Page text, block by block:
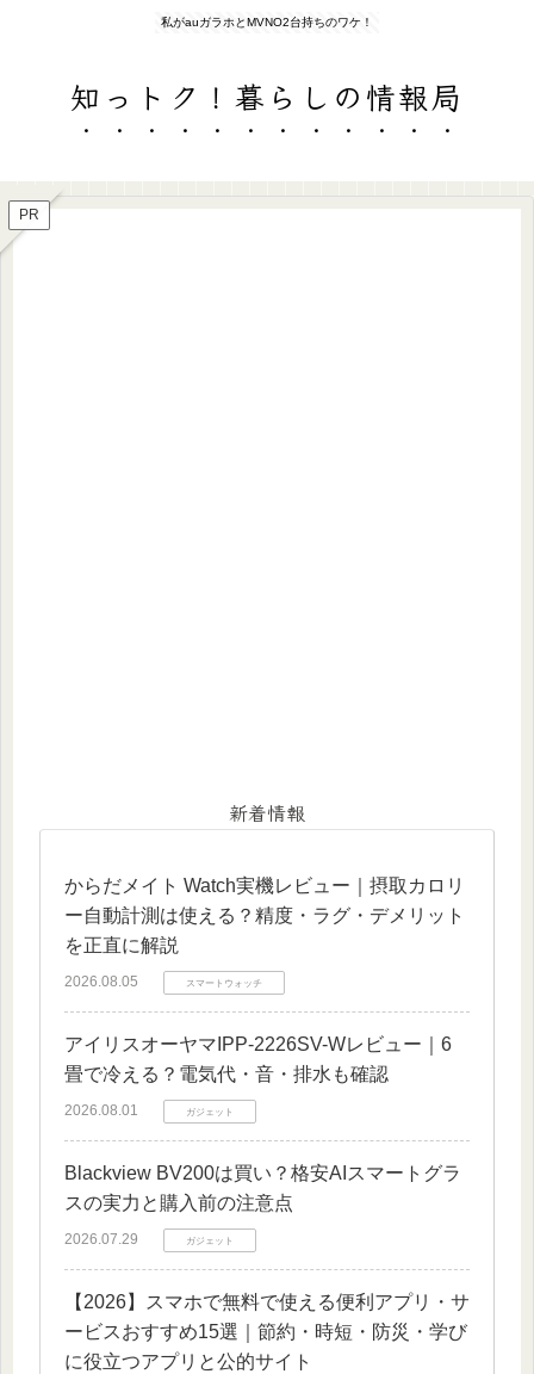
私がauガラホとMVNO2台持ちのワケ！
知っトク！暮らしの情報局
PR
新着情報
からだメイト Watch実機レビュー｜摂取カロリ
ー自動計測は使える？精度・ラグ・デメリット
を正直に解説
2026.08.05 スマートウォッチ
アイリスオーヤマIPP-2226SV-Wレビュー｜6
畳で冷える？電気代・音・排水も確認
2026.08.01 ガジェット
Blackview BV200は買い？格安AIスマートグラ
スの実力と購入前の注意点
2026.07.29 ガジェット
【2026】スマホで無料で使える便利アプリ・サ
ービスおすすめ15選｜節約・時短・防災・学び
に役立つアプリと公的サイト